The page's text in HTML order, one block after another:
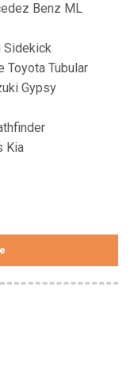
Benz ML
Sidekick
Toyota Tubular
Gypsy
Kia